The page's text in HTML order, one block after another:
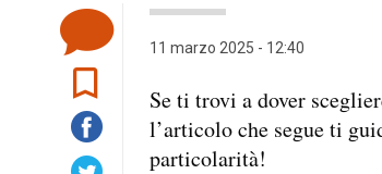
11 marzo 2025 - 12:40
Se ti trovi a dover
l’articolo che segue ti
particolarità!